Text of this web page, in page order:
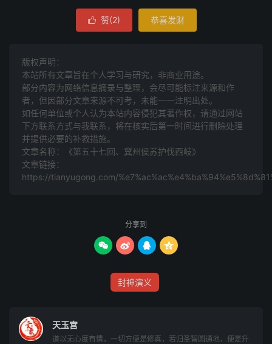
武王仁德，播於天下，叁分有二，尽归於西周。不意昏君，
反命吾征伐，吾得生平之愿，我明日意欲将满门家眷，带在
道，使我苏护，不得遗笑於诸侯，受议於後世，亦不失大丈
夫之所为耳。”夫人大喜：“将军之言甚善，正是我母子之
心。”且说，次日殿上鼓响，众将官参见，苏护曰：“天子敕
下，命吾西征，众将整备起行。”众将得令，整点十万人
马，即日祭宝纛，收拾起兵，同先行官赵丙、孙子羽、陈
光，五军救应使郑伦，即日离了冀州，军威甚是雄伟。怎见
得？有诗为证：
“杀气征云起，金锣鼓又鸣；
平空生雾彩，遍地长愁霎；
头盔生灿烂，铠甲砌龙鳞。
 赞(2) 恭喜发财
版权声明：
本站所有文章旨在个人学习与研究，非商业用途。
部分内容为网络信息摘录与整理，会尽可能标注来源和作
者，但因部分文章来源不可考，未能一一注明出处。
如任何单位或个人认为本站内容侵犯其著作权，请通过网站
下方联系方式与我联系​​，将在核实后第一时间进行删除处理
并提供必要的补救措施。
文章名称：《第五十七回、冀州侯苏护伐西岐》
文章链接：
https://tianyugong.com/
分享到
   
封神演义
天玉宫
道以无心度有情，一切方便是修真，若归圣智圆通地，便是升